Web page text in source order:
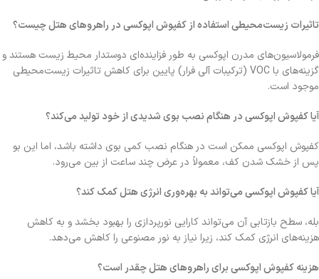
تاثیرات زیست‌محیطی استفاده از کفپوش اپوکسی در راهروهای هتل چیست؟
فرمولاسیون‌های مدرن اپوکسی به طور فزاینده‌ای دوستدار محیط زیست هستند و
گزینه‌های باVOC (ترکیبات آلی فرار) پایین برای کاهش تاثیرات زیست‌محیطی
موجود است.
آیا کفپوش اپوکسی در هنگام نصب بوی شدیدی از خود تولید می‌کند؟
کفپوش اپوکسی ممکن است در هنگام نصب کمی بوی داشته باشد، اما این بو
پس از خشک شدن کف، معمولاً در عرض چند ساعت از بین می‌رود.
آیا کفپوش اپوکسی می‌تواند به بهره‌وری انرژی هتل کمک کند؟
بله، سطح بازتابی آن می‌تواند کارایی نورپردازی را بهبود بخشد و به کاهش
هزینه‌های انرژی کمک کند، زیرا نیاز به نور مصنوعی را کاهش می‌دهد.
هزینه کفپوش اپوکسی برای راهروهای هتل چقدر است؟